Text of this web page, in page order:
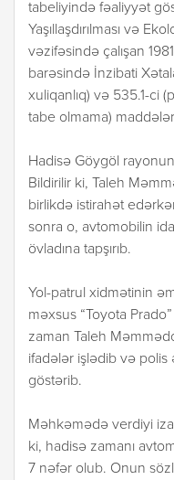
tabeliyində fəaliyyət
Yaşıllaşdırılması və
vəzifəsində çalışan
barəsində İnzibati
xuliqanlıq) və 535.1-ci
tabe olmama)
Hadisə Göygöl
Bildirilir ki, Taleh
birlikdə istirahət
sonra o, avtomobilin
övladına tapşırıb.
Yol-patrul xidmətinin
məxsus “Toyota
zaman Taleh
ifadələr işlədib və polis
göstərib.
Məhkəmədə verdiyi
ki, hadisə zamanı
7 nəfər olub. Onun